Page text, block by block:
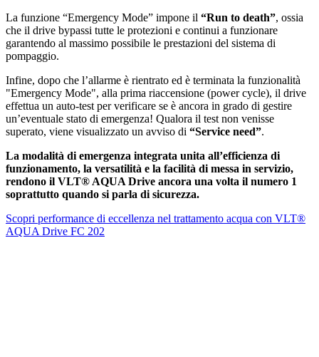
La funzione “Emergency Mode” impone il “Run to death”, ossia
che il drive bypassi tutte le protezioni e continui a funzionare
garantendo al massimo possibile le prestazioni del sistema di
pompaggio.
Infine, dopo che l’allarme è rientrato ed è terminata la funzionalità
"Emergency Mode", alla prima riaccensione (power cycle), il drive
effettua un auto-test per verificare se è ancora in grado di gestire
un’eventuale stato di emergenza! Qualora il test non venisse
superato, viene visualizzato un avviso di “Service need”.
La modalità di emergenza integrata unita all’efficienza di
funzionamento, la versatilità e la facilità di messa in servizio,
rendono il VLT® AQUA Drive ancora una volta il numero 1
soprattutto quando si parla di sicurezza.
Scopri performance di eccellenza nel trattamento acqua con VLT®
AQUA Drive FC 202